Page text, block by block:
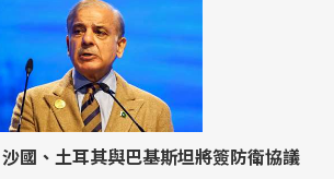
中東戰局加速結盟 沙國、土耳其與巴基斯坦將簽防衛協議